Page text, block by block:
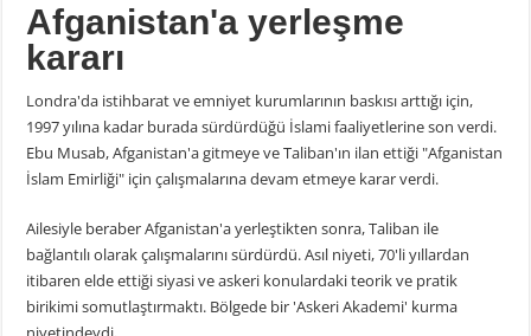
Afganistan'a yerleşme
kararı
Londra'da istihbarat ve emniyet kurumlarının baskısı arttığı için,
1997 yılına kadar burada sürdürdüğü İslami faaliyetlerine son verdi.
Ebu Musab, Afganistan'a gitmeye ve Taliban'ın ilan ettiği "Afganistan
İslam Emirliği" için çalışmalarına devam etmeye karar verdi.
Ailesiyle beraber Afganistan'a yerleştikten sonra, Taliban ile
bağlantılı olarak çalışmalarını sürdürdü. Asıl niyeti, 70'li yıllardan
itibaren elde ettiği siyasi ve askeri konulardaki teorik ve pratik
birikimi somutlaştırmaktı. Bölgede bir 'Askeri Akademi' kurma